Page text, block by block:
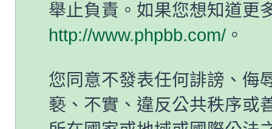
舉止負責。如果您想知道更
http://www.phpbb.com/ 。
您同意不發表任何誹謗、侮
褻、不實、違反公共秩序或